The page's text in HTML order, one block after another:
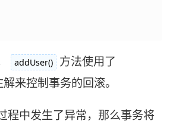
addUser() 方法使用了
解来控制事务的回滚。
程中发生了异常，那么事务将